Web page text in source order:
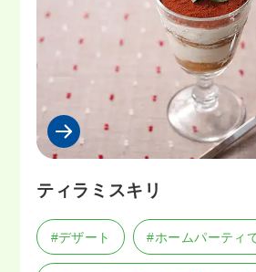
ティラミスキリ
#デザート #ホームパーティ